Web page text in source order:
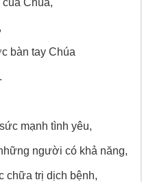
Chúa,
bàn tay Chúa
mạnh tình yêu,
người có khả năng,
chữa trị dịch bệnh,